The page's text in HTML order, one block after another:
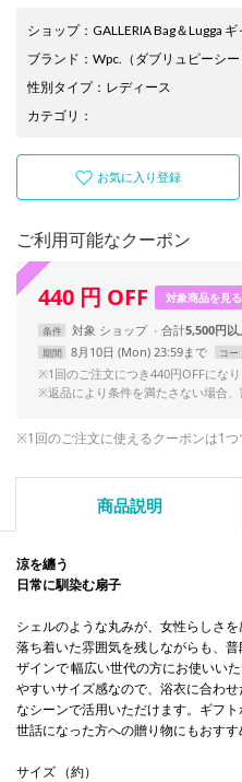
ショップ： GALLERIA Bag＆Lugga
ブランド ： Wpc.
（ダブリュピーシー
性別タイプ： レディース
カテゴリ ：
お気に入り登録
ご利用可能なクーポン
440 円 OFF 対象商品を見る
条件 対象 ショップ 合計5,500円以
期間 8月10日 (Mon) 23:59まで コー
※1回のご注文につき440円OFFになり
※返品により条件を満たさない場合
※1回のご注文に使えるクーポンは1つ
商品説明
涼を纏う
日常に馴染む扇子
シェルのような丸みが、女性らしさ
落ち着いた雰囲気を残しながらも、
ザインで 幅広い世代の方にお使いい
やすいサイズ感なので、浴衣に合わ
なシーンで活用いただけます。ギフ
世話になった方への贈り物にもおすす
サイズ （約）